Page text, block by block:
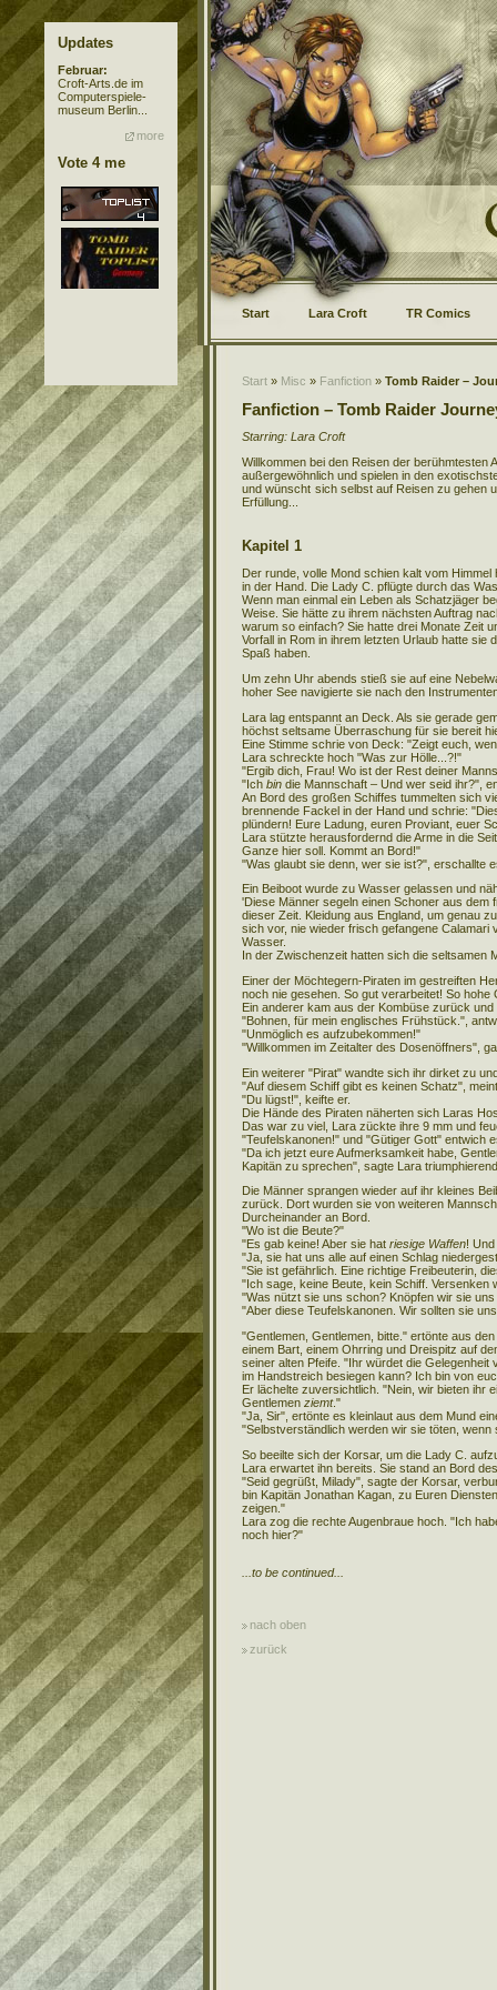
Start Lara Croft TR Comics
Start » Misc » Fanfiction » Tomb Raider –
Fanfiction – Tomb Raider
Starring: Lara Croft
Willkommen bei den Reisen der berühmtesten
außergewöhnlich und spielen in den
und wünscht sich selbst auf Reisen zu gehen
Erfüllung...
Kapitel 1
Der runde, volle Mond schien kalt vom
in der Hand. Die Lady C. pflügte durch das
Wenn man einmal ein Leben als Schatzjäger
Weise. Sie hätte zu ihrem nächsten Auftrag
warum so einfach? Sie hatte drei Monate Zeit
Vorfall in Rom in ihrem letzten Urlaub hatte sie
Spaß haben.
Um zehn Uhr abends stieß sie auf eine
hoher See navigierte sie nach den
Lara lag entspannt an Deck. Als sie gerade
höchst seltsame Überraschung für sie bereit
Eine Stimme schrie von Deck: "Zeigt euch,
Lara schreckte hoch "Was zur Hölle...?!"
"Ergib dich, Frau! Wo ist der Rest deiner
"Ich bin die Mannschaft – Und wer seid ihr?",
An Bord des großen Schiffes tummelten sich
brennende Fackel in der Hand und schrie:
plündern! Eure Ladung, euren Proviant, euer
Lara stützte herausfordernd die Arme in die
Ganze hier soll. Kommt an Bord!"
"Was glaubt sie denn, wer sie ist?", erschallte
Ein Beiboot wurde zu Wasser gelassen und
'Diese Männer segeln einen Schoner aus dem
dieser Zeit. Kleidung aus England, um genau
sich vor, nie wieder frisch gefangene
Wasser.
In der Zwischenzeit hatten sich die seltsamen
Einer der Möchtegern-Piraten im gestreiften
noch nie gesehen. So gut verarbeitet! So hohe
Ein anderer kam aus der Kombüse zurück
"Bohnen, für mein englisches Frühstück.",
"Unmöglich es aufzubekommen!"
"Willkommen im Zeitalter des Dosenöffners",
Ein weiterer "Pirat" wandte sich ihr dirket zu
"Auf diesem Schiff gibt es keinen Schatz",
"Du lügst!", keifte er.
Die Hände des Piraten näherten sich Laras
Das war zu viel, Lara zückte ihre 9 mm und
"Teufelskanonen!" und "Gütiger Gott" entwich
"Da ich jetzt eure Aufmerksamkeit habe,
Kapitän zu sprechen", sagte Lara
Die Männer sprangen wieder auf ihr kleines
zurück. Dort wurden sie von weiteren
Durcheinander an Bord.
"Wo ist die Beute?"
"Es gab keine! Aber sie hat riesige Waffen! Und
"Ja, sie hat uns alle auf einen Schlag
"Sie ist gefährlich. Eine richtige Freibeuterin,
"Ich sage, keine Beute, kein Schiff. Versenken
"Was nützt sie uns schon? Knöpfen wir sie
"Aber diese Teufelskanonen. Wir sollten sie
"Gentlemen, Gentlemen, bitte." ertönte aus
einem Bart, einem Ohrring und Dreispitz auf
seiner alten Pfeife. "Ihr würdet die
im Handstreich besiegen kann? Ich bin von
Er lächelte zuversichtlich. "Nein, wir bieten ihr
Gentlemen ziemt."
"Ja, Sir", ertönte es kleinlaut aus dem Mund
"Selbstverständlich werden wir sie töten, wenn
So beeilte sich der Korsar, um die Lady C.
Lara erwartet ihn bereits. Sie stand an Bord
"Seid gegrüßt, Milady", sagte der Korsar,
bin Kapitän Jonathan Kagan, zu Euren
zeigen."
Lara zog die rechte Augenbraue hoch. "Ich
noch hier?"
...to be continued...
nach oben
zurück
Updates
Februar:
Croft-Arts.de im
Computerspiele-
museum Berlin...
more
Vote 4 me